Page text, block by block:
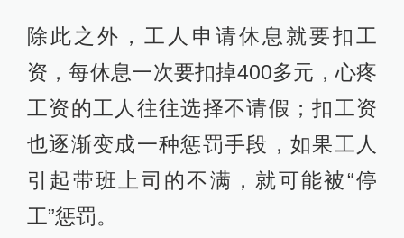
除此之外，工人申请休息就要扣工
资，每休息一次要扣掉400多元，心疼
工资的工人往往选择不请假；扣工资
也逐渐变成一种惩罚手段，如果工人
引起带班上司的不满，就可能被“停
工”惩罚。